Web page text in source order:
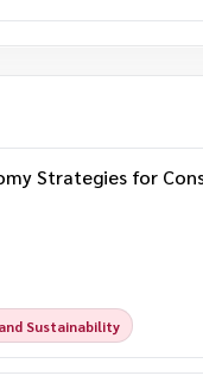
Strategies for
Sustainability